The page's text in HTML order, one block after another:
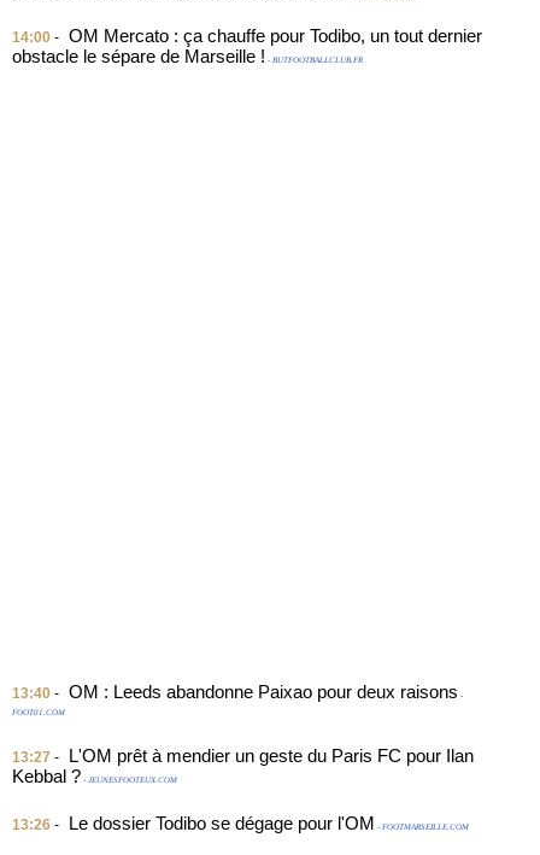
14:00 - OM Mercato : ça chauffe pour Todibo, un tout dernier
obstacle le sépare de Marseille ! - BUTFOOTBALLCLUB.FR
13:40 - OM : Leeds abandonne Paixao pour deux raisons -
FOOT01.COM
13:27 -
L'OM prêt à mendier un geste du Paris FC pour Ilan
Kebbal ? - JEUNESFOOTEUX.COM
13:26 - Le dossier Todibo se dégage pour l'OM - FOOTMARSEILLE.COM